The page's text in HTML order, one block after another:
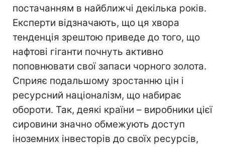
постачанням в найближчі декілька років.
Експерти відзначають, що ця хвора
тенденція зрештою приведе до того, що
нафтові гіганти почнуть активно
поповнювати свої запаси чорного золота.
Сприяє подальшому зростанню цін і
ресурсний націоналізм, що набирає
обороти. Так, деякі країни – виробники цієї
сировини значно обмежують доступ
іноземних інвесторів до своїх ресурсів,